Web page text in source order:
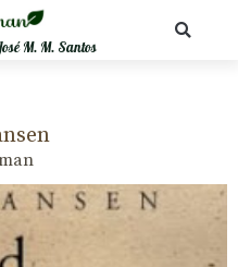
M. M. Santos